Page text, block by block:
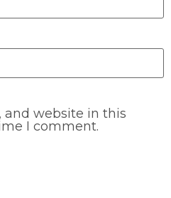
and website in this
I comment.